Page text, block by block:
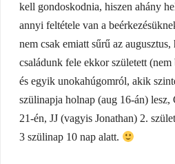
kell gondoskodnia, hiszen ahány
annyi feltétele van a
nem csak emiatt sűrű az augusztus,
családunk fele ekkor született (nem
és egyik unokahúgomról, akik
szülinapja holnap (aug 16-án) lesz,
21-én, JJ (vagyis Jonathan) 2.
3 szülinap 10 nap alatt.